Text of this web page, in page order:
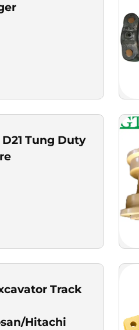
Tung Duty
Track
Hitachi